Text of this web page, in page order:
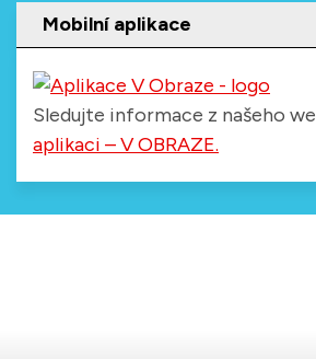
Mobilní aplikace
Sledujte informace z našeho
aplikaci – V OBRAZE.